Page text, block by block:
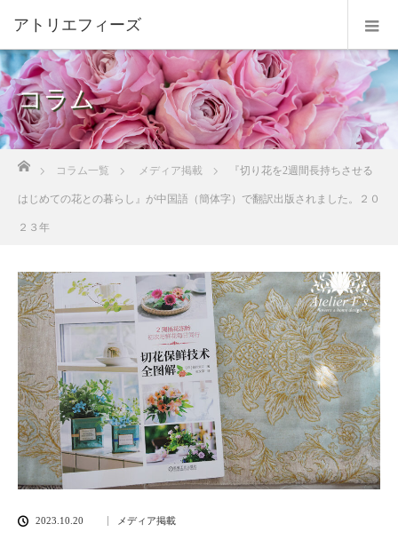
コラム
コラム一覧 メディア掲載 『切り花を2週間長持ちさせる
はじめての花との暮らし』が中国語（簡体字）で翻訳出版されました。２０
２３年
2023.10.20 メディア掲載